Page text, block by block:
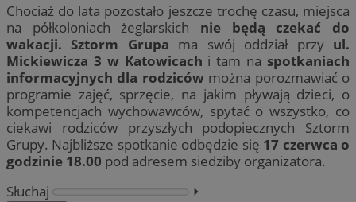
Chociaż do lata pozostało jeszcze trochę czasu, miejsca
na półkoloniach żeglarskich nie będą czekać do
wakacji. Sztorm Grupa ma swój oddział przy ul.
Mickiewicza 3 w Katowicach i tam na spotkaniach
informacyjnych dla rodziców można porozmawiać o
programie zajęć, sprzęcie, na jakim pływają dzieci, o
kompetencjach wychowawców, spytać o wszystko, co
ciekawi rodziców przyszłych podopiecznych Sztorm
Grupy. Najbliższe spotkanie odbędzie się 17 czerwca o
godzinie 18.00 pod adresem siedziby organizatora.
Słuchaj
⏵︎